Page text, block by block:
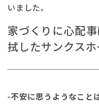
いました。
家づくりに心配
拭したサンクス
-不安に思うようなこと